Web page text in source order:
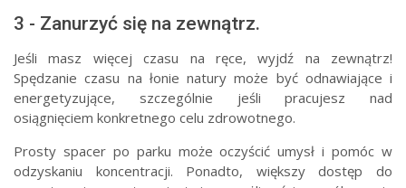
3 - Zanurzyć się na zewnątrz.
Jeśli masz więcej czasu na ręce, wyjdź na zewnątrz!
Spędzanie czasu na łonie natury może być odnawiające i
energetyzujące, szczególnie jeśli pracujesz nad
osiągnięciem konkretnego celu zdrowotnego.
Prosty spacer po parku może oczyścić umysł i pomóc w
odzyskaniu koncentracji. Ponadto, większy dostęp do